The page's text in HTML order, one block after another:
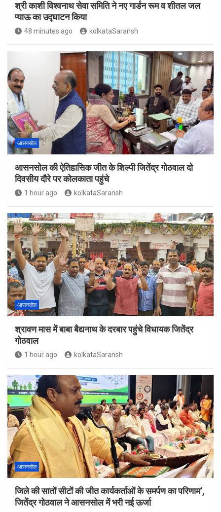
श्री काशी विश्वनाथ सेवा समिति ने नए गार्डन रूम व शीतल जल
प्याऊ का उद्घाटन किया
48 minutes ago kolkataSaransh
आसनसोल
आसनसोल की ऐतिहासिक जीत के शिल्पी जितेंद्र गोठवाल दो
दिवसीय दौरे पर कोलकाता पहुंचे
1 hour ago kolkataSaransh
आसनसोल
श्रावण मास में बाबा बैद्यनाथ के दरबार पहुंचे विधायक जितेंद्र
गोठवाल
1 hour ago kolkataSaransh
आसनसोल
जिले की सातों सीटों की जीत कार्यकर्ताओं के समर्पण का परिणाम’,
जितेंद्र गोठवाल ने आसनसोल में भरी नई ऊर्जा